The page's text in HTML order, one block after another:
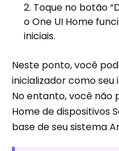
Toque no botão
o One UI Home
iniciais.
Neste ponto, você
inicializador como
No entanto, você não
Home de dispositivos
base de seu sistema